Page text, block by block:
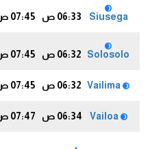
Siusega 06:33 ص 07:45 ص
Solosolo 06:32 ص 07:45 ص
06:32 ص 07:45 ص
06:34 ص 07:47 ص